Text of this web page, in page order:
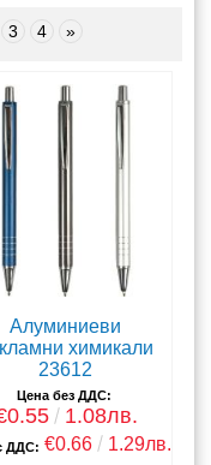
3 4 »
Алуминиеви
химикали
23612
Цена без ДДС:
1.08лв.
ДДС: €0.66 1.29лв.